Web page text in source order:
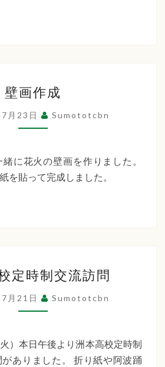
ー
ン
画
作
成
壁画作成
月23日 Sumototcbn
に花火の壁画を作りました。
を貼って完成しました。
本
高
校
時
制
定時制交流訪問
月21日 Sumototcbn
）本日午後より洲本高校定時制
ありました。 折り紙や阿波踊